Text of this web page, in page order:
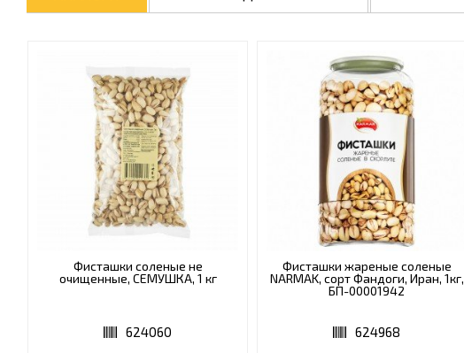
Фисташки соленые не
очищенные, СЕМУШКА, 1 кг
624060
Фисташки жареные соленые
NARMAK, сорт Фандоги, Иран, 1кг,
БП-00001942
624968